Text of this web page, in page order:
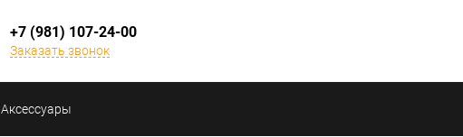
+7 (981) 107-24-00
Заказать звонок
Аксессуары